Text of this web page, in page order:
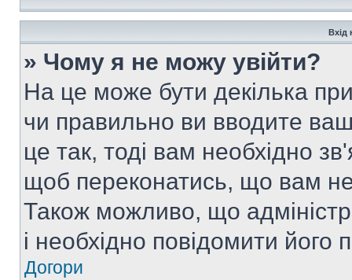
Вхід
» Чому я не можу увійти?
На це може бути декілька
чи правильно ви вводите
це так, тоді вам необхідно
щоб переконатись, що вам
Також можливо, що
і необхідно повідомити
Догори